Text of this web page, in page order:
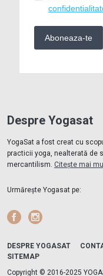
Despre Yogasat
YogaSat a fost creat cu
practicii yoga, nealterată de
mercantilism. Citește mai
Urmărește Yogasat pe:
Facebook
DESPRE YOGASAT
SITEMAP
Copyright © 2016-2025